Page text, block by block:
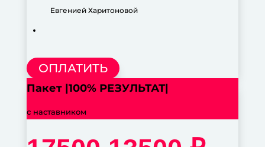
Евгенией Харитоновой
ОПЛАТИТЬ
Пакет |100% РЕЗУЛЬТАТ|
с наставником